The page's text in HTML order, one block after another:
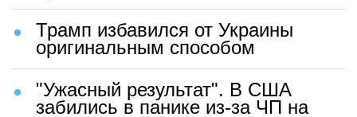
Трамп избавился от Украины
оригинальным способом
"Ужасный результат". В США
забились в панике из-за ЧП на